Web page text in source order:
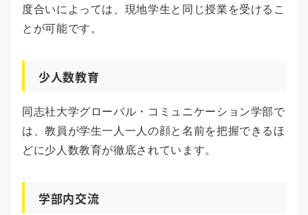
度合いによっては、現地学生と同じ授業を受けるこ
とが可能です。
少人数教育
同志社大学グローバル・コミュニケーション学部で
は、教員が学生一人一人の顔と名前を把握できるほ
どに少人数教育が徹底されています。
学部内交流